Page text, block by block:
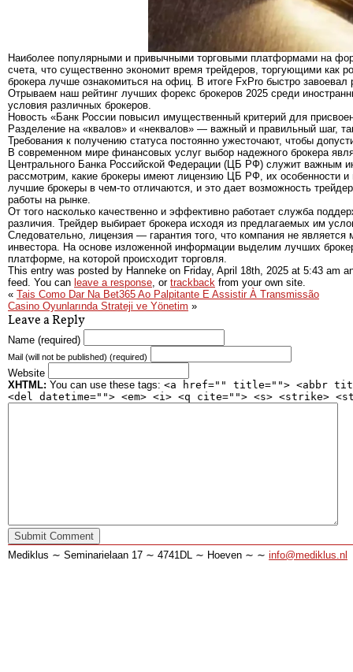
Наиболее популярными и привычными торговыми платформами на
счета, что существенно экономит время трейдеров, торгующими как
брокера лучше ознакомиться на офиц. В итоге FxPro быстро
Отрываем наш рейтинг лучших форекс брокеров 2025 среди
условия различных брокеров.
Новость «Банк России повысил имущественный критерий для
Разделение на «квалов» и «неквалов» — важный и правильный шаг,
Требования к получению статуса постоянно ужесточают, чтобы
В современном мире финансовых услуг выбор надежного брокера
Центрального Банка Российской Федерации (ЦБ РФ) служит важным
рассмотрим, какие брокеры имеют лицензию ЦБ РФ, их особенности
лучшие брокеры в чем-то отличаются, и это дает возможность
работы на рынке.
От того насколько качественно и эффективно работает служба
различия. Трейдер выбирает брокера исходя из предлагаемых им
Следовательно, лицензия — гарантия того, что компания не
инвестора. На основе изложенной информации выделим лучших
платформе, на которой происходит торговля.
This entry was posted by Hanneke on Friday, April 18th, 2025 at 5:43 am
feed. You can leave a response , or trackback from your own site.
« Tais Como Dar Na Bet365 Ao Palpitante E Assistir À Transmissão
Casino Oyunlarında Strateji ve Yönetim »
Leave a Reply
Name (required)
Mail (will not be published) (required)
Website
XHTML: You can use these tags: <a href="" title=""> <abbr
<del datetime=""> <em> <i> <q cite=""> <s> <strike>
Mediklus ∼ Seminarielaan 17 ∼ 4741DL ∼ Hoeven ∼ ∼ info@mediklus.nl